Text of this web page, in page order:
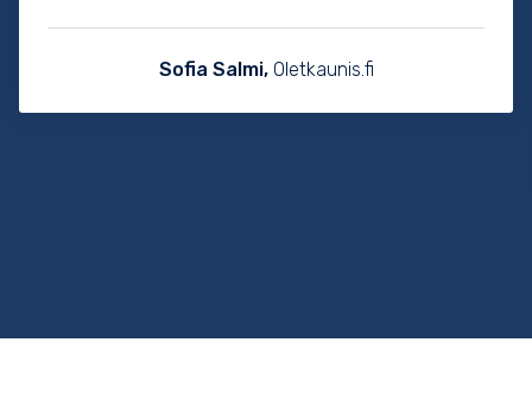
Sofia Salmi,Oletkaunis.fi